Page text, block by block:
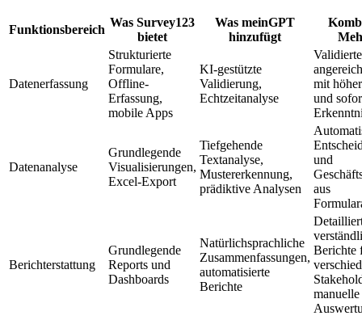
Funktionsbereich
Was Survey123
bietet
Was meinGPT
hinzufügt
Datenerfassung
Strukturierte
Formulare,
Offline-
Erfassung,
mobile Apps
KI-gestützte
Validierung,
Echtzeitanalyse
mit
und
Datenanalyse
Grundlegende
Visualisierungen,
Excel-Export
Tiefgehende
Textanalyse,
Mustererkennung,
prädiktive Analysen
und
aus
Berichterstattung
Grundlegende
Reports und
Dashboards
Natürlichsprachliche
Zusammenfassungen,
automatisierte
Berichte
Berichte
manuelle